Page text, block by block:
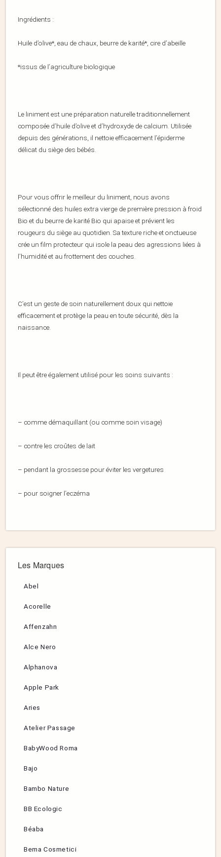
Ingrédients :
Huile d’olive*, eau de chaux, beurre de karité*, cire d’abeille
*issus de l’agriculture biologique
Le liniment est une préparation naturelle traditionnellement
composée d’huile d’olive et d’hydroxyde de calcium. Utilisée
depuis des générations, il nettoie efficacement l’épiderme
délicat du siège des bébés.
Pour vous offrir le meilleur du liniment, nous avons
sélectionné des huiles extra vierge de première pression à froid
Bio et du beurre de karité Bio qui apaise et prévient les
rougeurs du siège au quotidien. Sa texture riche et onctueuse
crée un film protecteur qui isole la peau des agressions liées à
l’humidité et au frottement des couches.
C’est un geste de soin naturellement doux qui nettoie
efficacement et protège la peau en toute sécurité, dès la
naissance.
Il peut être également utilisé pour les soins suivants :
– comme démaquillant (ou comme soin visage)
– contre les croûtes de lait
– pendant la grossesse pour éviter les vergetures
– pour soigner l’eczéma
Les Marques
Abel
Acorelle
Affenzahn
Alce Nero
Alphanova
Apple Park
Aries
Atelier Passage
BabyWood Roma
Bajo
Bambo Nature
BB Ecologic
Béaba
Bema Cosmetici